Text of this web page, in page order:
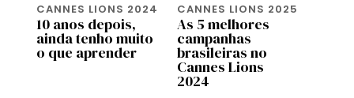
CANNES LIONS 2024
10 anos depois,
ainda tenho muito
o que aprender
CANNES LIONS 2025
As 5 melhores
campanhas
brasileiras no
Cannes Lions
2024